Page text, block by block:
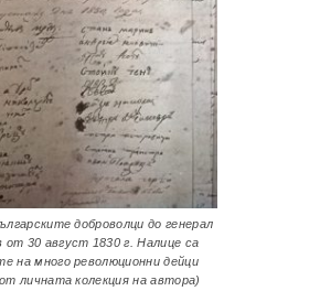
доброволци до генерал
от 30 август 1830 г. Налице са
на много революционни дейци
личната колекция на автора)